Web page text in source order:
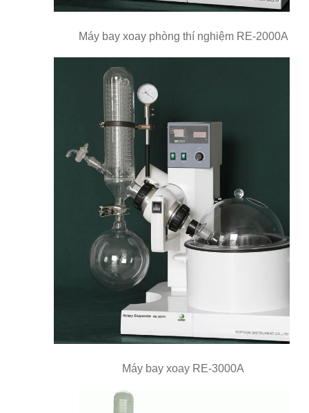
Máy bay xoay phòng thí nghiệm RE-2000A
Máy bay xoay RE-3000A